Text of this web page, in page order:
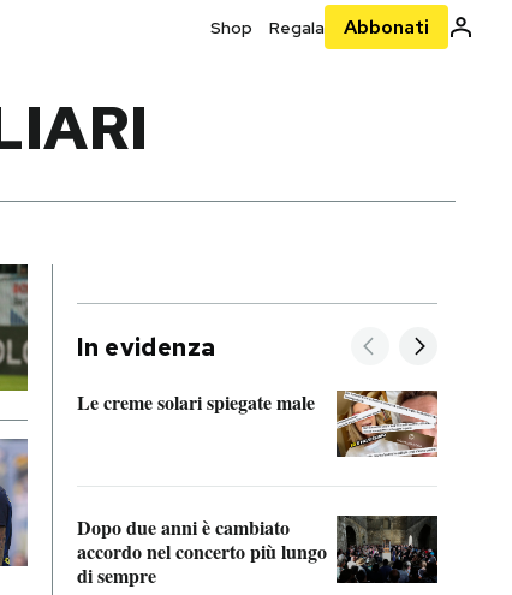
Shop Regala Abbonati
In evidenza
Le creme solari spiegate male
Dopo due anni è cambiato
accordo nel concerto più lungo
di sempre